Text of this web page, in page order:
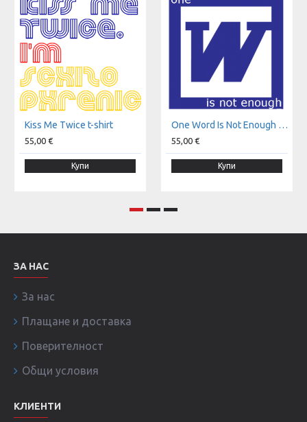
Kiss Мe Тwice t-shirt
55,00 €
Купи
One Word Is Not Enough t-shirt
55,00 €
Купи
ЗА НАС
За нас
Плащане и доставка
Поверителност
Общи условия
КЛИЕНТИ